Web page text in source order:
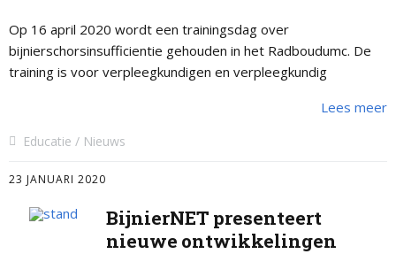
Op 16 april 2020 wordt een trainingsdag over
bijnierschorsinsufficientie gehouden in het Radboudumc. De
training is voor verpleegkundigen en verpleegkundig
Lees meer
Educatie Nieuws
23 JANUARI 2020
BijnierNET presenteert
nieuwe ontwikkelingen